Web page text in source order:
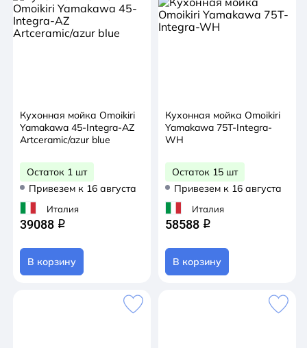
Кухонная мойка Omoikiri
Yamakawa 45-Integra-AZ
Artceramic/azur blue
Остаток 1 шт
Привезем к 16 августа
Италия
39088 q
В корзину
Кухонная мойка Omoikiri
Yamakawa 75T-Integra-
WH
Остаток 15 шт
Привезем к 16 августа
Италия
58588 q
В корзину